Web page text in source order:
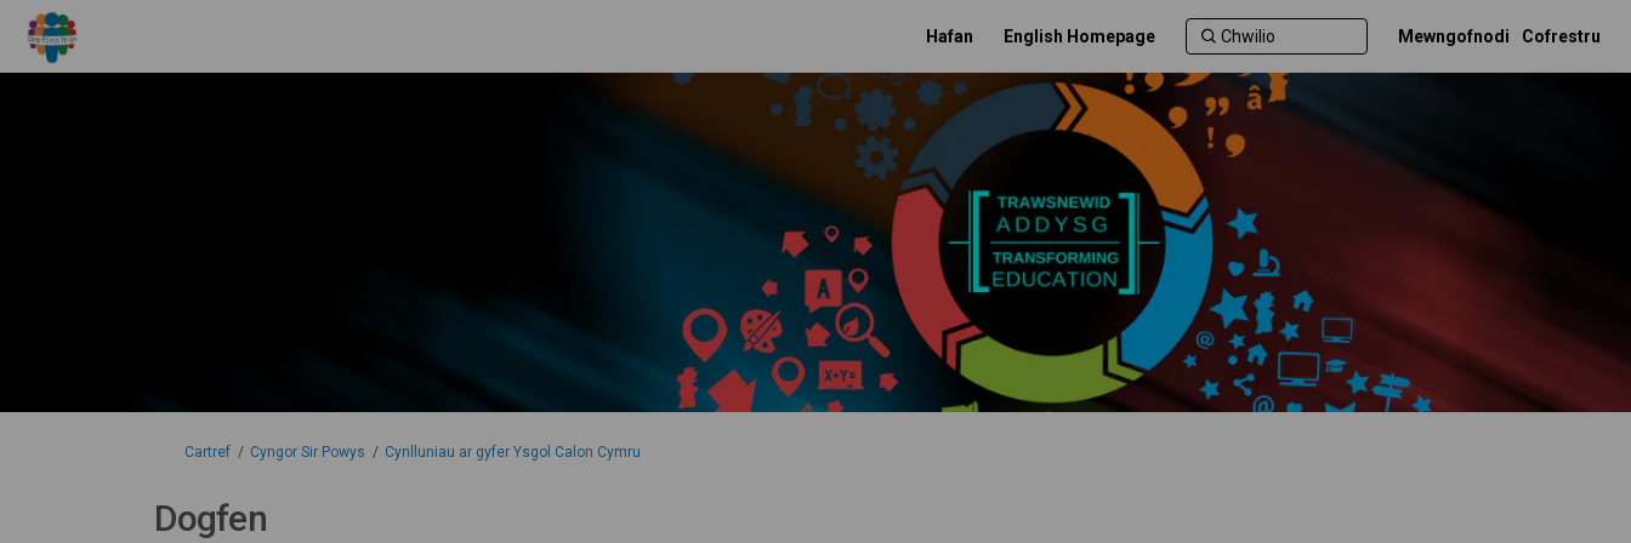
Hafan English Homepage Mewngofnodi Cofrestru
Rydych yma:
Cartref Cyngor Sir Powys Cynlluniau ar gyfer Ysgol Calon Cymru
Dogfen